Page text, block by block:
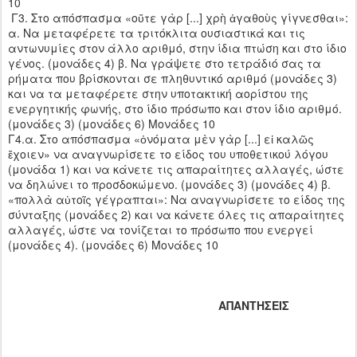
Γ3. Στο απόσπασμα «οὔτε γὰρ [...] χρὴ ἀγαθοὺς γίγνεσθαι»:
α. Να μεταφέρετε τα τριτόκλιτα ουσιαστικά και τις
αντωνυμίες στον άλλο αριθμό, στην ίδια πτώση και στο ίδιο
γένος. (μονάδες 4) β. Να γράψετε στο τετράδιό σας τα
ρήματα που βρίσκονται σε πληθυντικό αριθμό (μονάδες 3)
και να τα μεταφέρετε στην υποτακτική αορίστου της
ενεργητικής φωνής, στο ίδιο πρόσωπο και στον ίδιο αριθμό.
(μονάδες 3) (μονάδες 6) Μονάδες 10
Γ4.α. Στο απόσπασμα «ὀνόματα μὲν γὰρ [...] εἰ καλῶς
ἔχοιεν» να αναγνωρίσετε το είδος του υποθετικού λόγου
(μονάδα 1) και να κάνετε τις απαραίτητες αλλαγές, ώστε
να δηλώνει το προσδοκώμενο. (μονάδες 3) (μονάδες 4) β.
«πολλὰ αὐτοῖς γέγραπται»: Να αναγνωρίσετε το είδος της
σύνταξης (μονάδες 2) και να κάνετε όλες τις απαραίτητες
αλλαγές, ώστε να τονίζεται το πρόσωπο που ενεργεί
(μονάδες 4). (μονάδες 6) Μονάδες 10
ΑΠΑΝΤΗΣΕΙΣ